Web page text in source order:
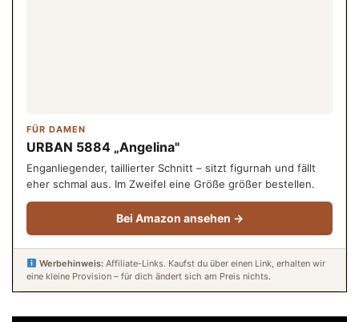
FÜR DAMEN
URBAN 5884 „Angelina"
Enganliegender, taillierter Schnitt – sitzt figurnah und fällt
eher schmal aus. Im Zweifel eine Größe größer bestellen.
Bei Amazon ansehen →
Werbehinweis:Affiliate-Links. Kaufst du über einen Link, erhalten wir
eine kleine Provision – für dich ändert sich am Preis nichts.